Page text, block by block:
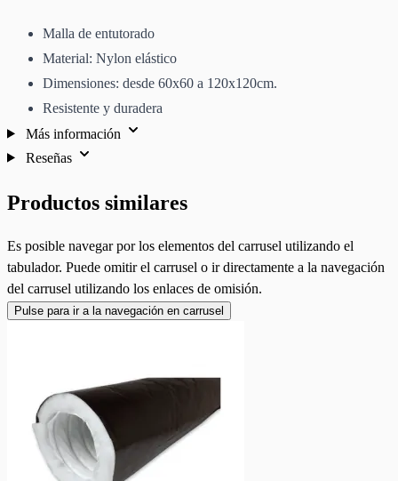
Malla de entutorado
Material: Nylon elástico
Dimensiones: desde 60x60 a 120x120cm.
Resistente y duradera
Más información
Reseñas
Productos similares
Es posible navegar por los elementos del carrusel utilizando el
tabulador. Puede omitir el carrusel o ir directamente a la navegación
del carrusel utilizando los enlaces de omisión.
Pulse para ir a la navegación en carrusel